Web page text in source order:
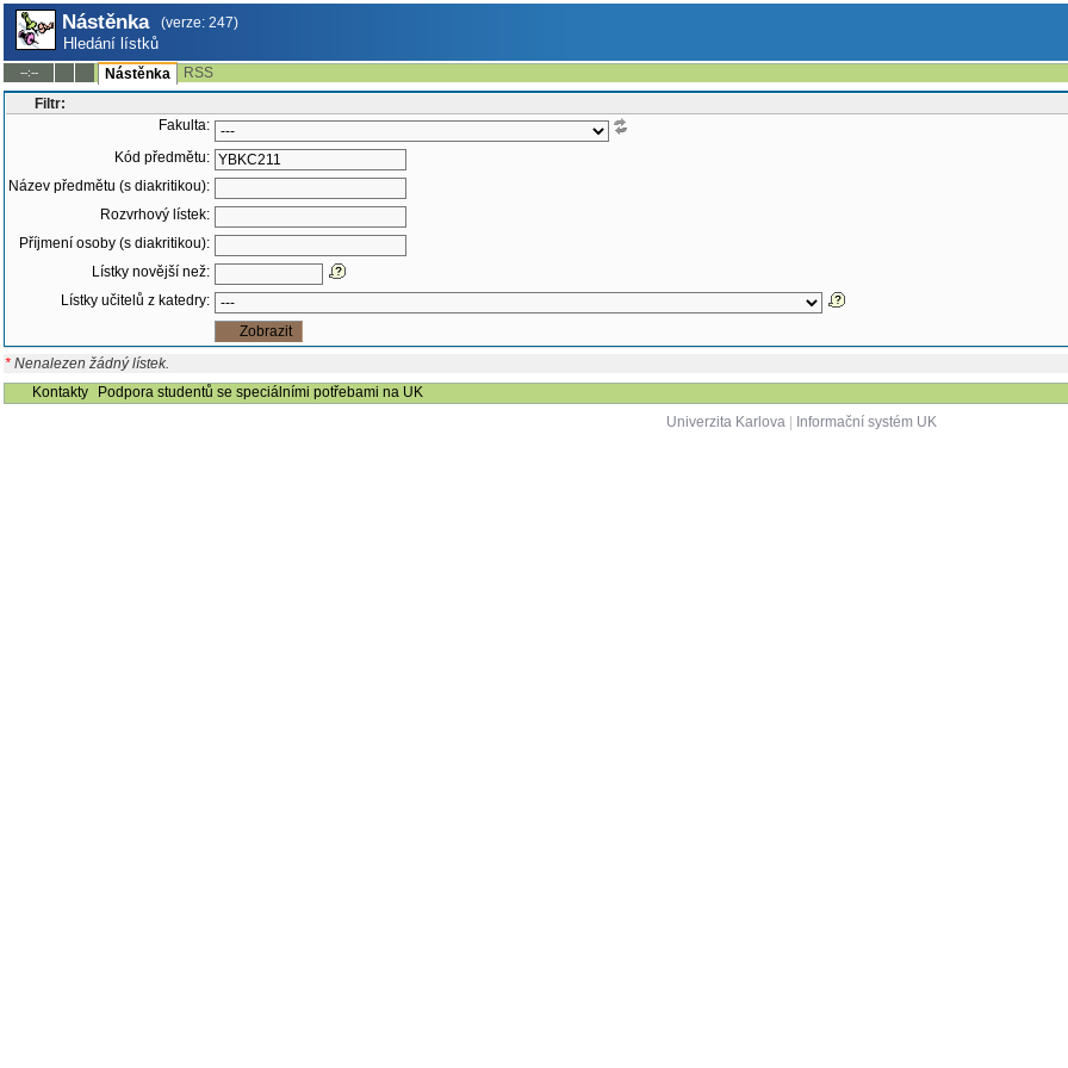
Nástěnka (verze: 247)
Hledání lístků
--:-- Nástěnka
RSS
Filtr:
Fakulta:
Kód předmětu:
Název předmětu (s diakritikou):
Rozvrhový lístek:
Příjmení osoby (s diakritikou):
Lístky novější než:
Lístky učitelů z katedry:
* Nenalezen žádný lístek.
Kontakty
Podpora studentů se speciálními potřebami na UK
Univerzita Karlova| Informační systém UK